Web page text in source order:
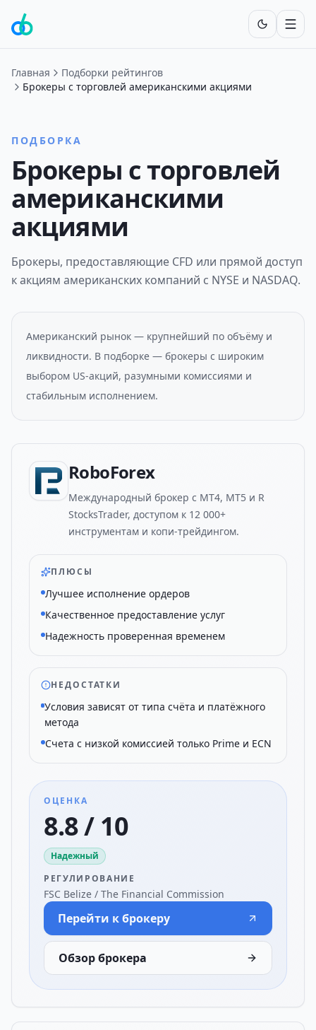
Главная
Подборки рейтингов
Брокеры с торговлей американскими акциями
ПОДБОРКА
Брокеры с торговлей
американскими
акциями
Брокеры, предоставляющие CFD или прямой доступ
к акциям американских компаний с NYSE и NASDAQ.
Американский рынок — крупнейший по объёму и
ликвидности. В подборке — брокеры с широким
выбором US-акций, разумными комиссиями и
стабильным исполнением.
RoboForex
Международный брокер с MT4, MT5 и R
StocksTrader, доступом к 12 000+
инструментам и копи-трейдингом.
ПЛЮСЫ
Лучшее исполнение ордеров
Качественное предоставление услуг
Надежность проверенная временем
НЕДОСТАТКИ
Условия зависят от типа счёта и платёжного
метода
Счета с низкой комиссией только Prime и ECN
ОЦЕНКА
8.8 / 10
Надежный
РЕГУЛИРОВАНИЕ
FSC Belize / The Financial Commission
Перейти к брокеру
Обзор брокера